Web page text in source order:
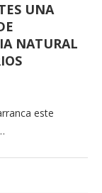
UNA
NATURAL
este